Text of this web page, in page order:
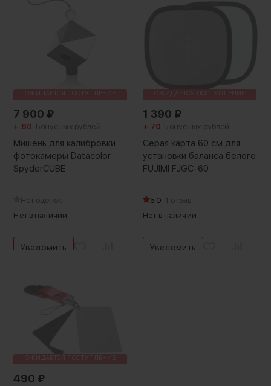
7 900 ₽
+ 80 Бонусных рублей
Мишень для калибровки
фотокамеры Datacolor
SpyderCUBE
Нет оценок
Нет в наличии
Уведомить
1 390 ₽
+ 70 Бонусных рублей
Серая карта 60 см для
установки баланса белого
FUJIMI FJGC-60
5.0
1 отзыв
Нет в наличии
Уведомить
490 ₽